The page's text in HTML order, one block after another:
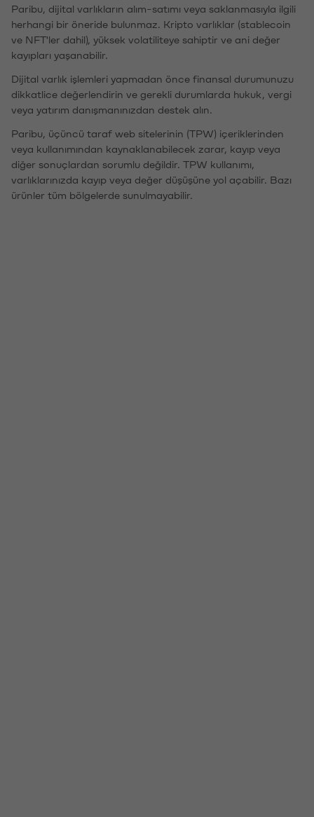
Paribu, dijital varlıkların alım-satımı veya saklanmasıyla ilgili
herhangi bir öneride bulunmaz. Kripto varlıklar (stablecoin
ve NFT'ler dahil), yüksek volatiliteye sahiptir ve ani değer
kayıpları yaşanabilir.
Dijital varlık işlemleri yapmadan önce finansal durumunuzu
dikkatlice değerlendirin ve gerekli durumlarda hukuk, vergi
veya yatırım danışmanınızdan destek alın.
Paribu, üçüncü taraf web sitelerinin (TPW) içeriklerinden
veya kullanımından kaynaklanabilecek zarar, kayıp veya
diğer sonuçlardan sorumlu değildir. TPW kullanımı,
varlıklarınızda kayıp veya değer düşüşüne yol açabilir. Bazı
ürünler tüm bölgelerde sunulmayabilir.